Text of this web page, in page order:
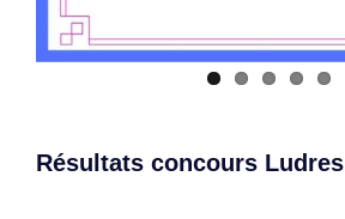
Résultats concours Ludres